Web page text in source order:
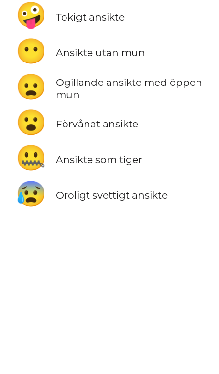
🤪 Tokigt ansikte
😶 Ansikte utan mun
😦
Ogillande ansikte med öppen
mun
😮 Förvånat ansikte
🤐 Ansikte som tiger
😰 Oroligt svettigt ansikte